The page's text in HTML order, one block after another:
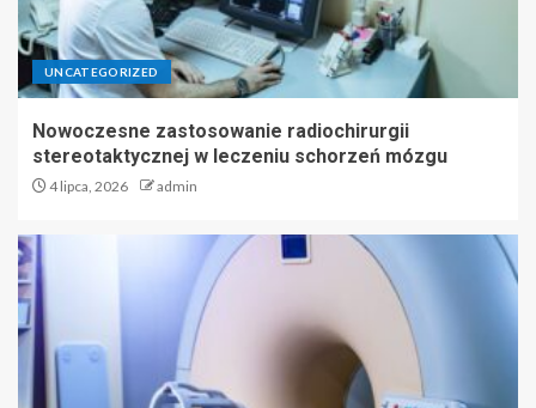
UNCATEGORIZED
Nowoczesne zastosowanie radiochirurgii
stereotaktycznej w leczeniu schorzeń mózgu
4 lipca, 2026 admin